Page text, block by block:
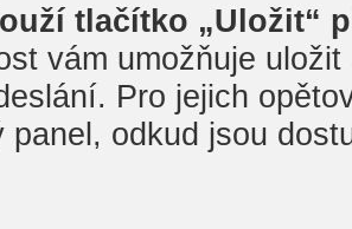
tlačítko „Uložit“
vám umožňuje
Pro jejich
panel, odkud jsou